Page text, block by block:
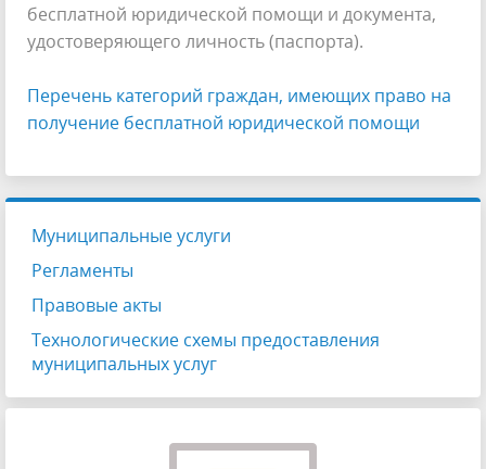
бесплатной юридической помощи и документа,
удостоверяющего личность (паспорта).
Перечень категорий граждан, имеющих право на
получение бесплатной юридической помощи
Муниципальные услуги
Регламенты
Правовые акты
Технологические схемы предоставления
муниципальных услуг